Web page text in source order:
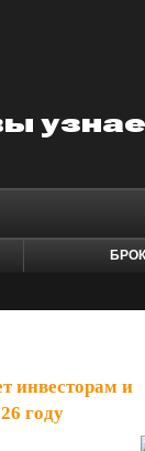
инвесторам и
году